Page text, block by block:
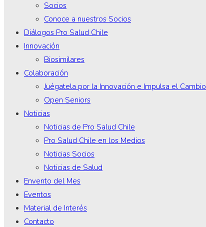
Socios
Conoce a nuestros Socios
Diálogos Pro Salud Chile
Innovación
Biosimilares
Colaboración
Juégatela por la Innovación e Impulsa el Cambio
Open Seniors
Noticias
Noticias de Pro Salud Chile
Pro Salud Chile en los Medios
Noticias Socios
Noticias de Salud
Envento del Mes
Eventos
Material de Interés
Contacto